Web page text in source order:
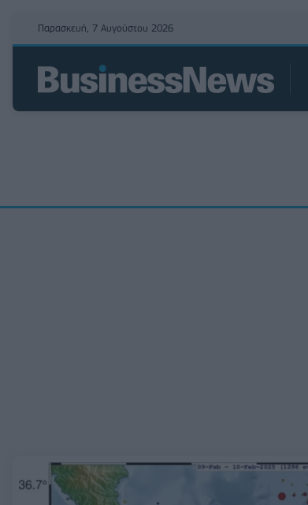
Παρασκευή, 7 Αυγούστου 2026